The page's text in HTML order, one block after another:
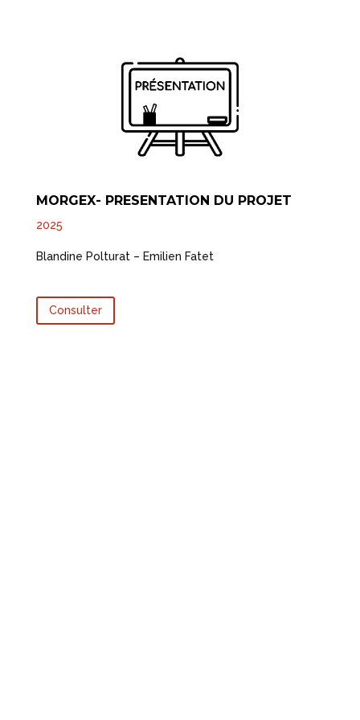
MORGEX- PRESENTATION DU PROJET
2025
Blandine Polturat – Emilien Fatet
Consulter